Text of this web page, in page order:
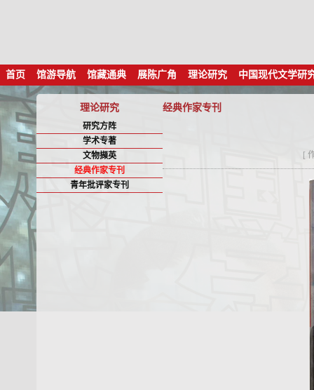
首页 馆游导航 馆藏通典 展陈广角 理论研究 中国现代文学研
理论研究 经典作家专刊
研究方阵
学术专著
文物撷英
经典作家专刊
青年批评家专刊
[